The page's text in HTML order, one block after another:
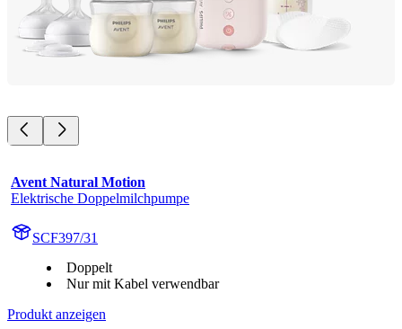
Avent Natural Motion
Elektrische Doppelmilchpumpe
SCF397/31
Doppelt
Nur mit Kabel verwendbar
Produkt anzeigen